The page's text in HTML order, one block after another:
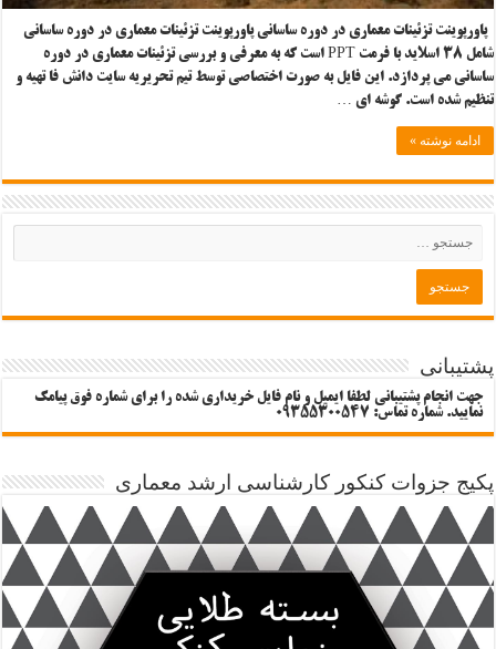
پاورپوینت تزئینات معماری در دوره ساسانی پاورپوینت تزئینات معماری در دوره ساسانی
شامل ۳۸ اسلاید با فرمت PPT است که به معرفی و بررسی تزئینات معماری در دوره
ساسانی می پردازد. این فایل به صورت اختصاصی توسط تیم تحریریه سایت دانش فا تهیه و
تنظیم شده است. گوشه ای …
ادامه نوشته »
پشتیبانی
جهت انجام پشتیبانی لطفا ایمیل و نام فایل خریداری شده را برای شماره فوق پیامک
نمایید. شماره تماس: 09355300547
پکیج جزوات کنکور کارشناسی ارشد معماری